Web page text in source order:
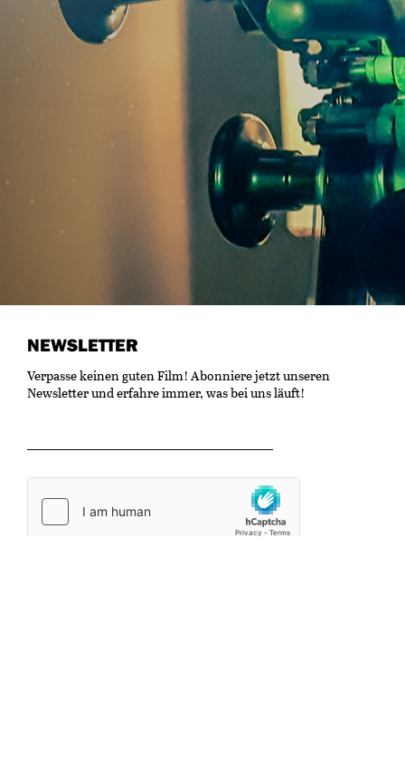
NEWSLETTER
Verpasse keinen guten Film! Abonniere jetzt unseren
Newsletter und erfahre immer, was bei uns läuft!